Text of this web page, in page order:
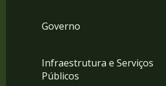
Governo
Infraestrutura e Serviços
Públicos